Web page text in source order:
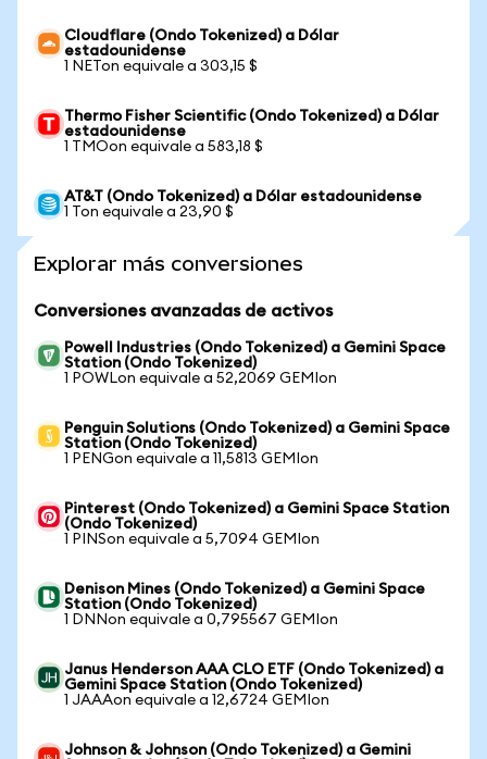
Cloudflare (Ondo Tokenized) a Dólar
estadounidense
1 NETon equivale a 303,15 $
Thermo Fisher Scientific (Ondo Tokenized) a Dólar
estadounidense
1 TMOon equivale a 583,18 $
AT&T (Ondo Tokenized) a Dólar estadounidense
1 Ton equivale a 23,90 $
Explorar más conversiones
Conversiones avanzadas de activos
Powell Industries (Ondo Tokenized) a Gemini Space
Station (Ondo Tokenized)
1 POWLon equivale a 52,2069 GEMIon
Penguin Solutions (Ondo Tokenized) a Gemini Space
Station (Ondo Tokenized)
1 PENGon equivale a 11,5813 GEMIon
Pinterest (Ondo Tokenized) a Gemini Space Station
(Ondo Tokenized)
1 PINSon equivale a 5,7094 GEMIon
Denison Mines (Ondo Tokenized) a Gemini Space
Station (Ondo Tokenized)
1 DNNon equivale a 0,795567 GEMIon
Janus Henderson AAA CLO ETF (Ondo Tokenized) a
Gemini Space Station (Ondo Tokenized)
1 JAAAon equivale a 12,6724 GEMIon
Johnson & Johnson (Ondo Tokenized) a Gemini